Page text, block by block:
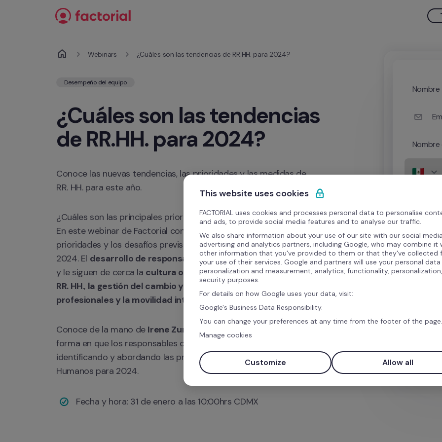
Webinars ¿Cuáles son las tendencias de RR.HH. para 2024?
Desempeño del equipo
¿Cuáles son las tendencias
de RR.HH. para 2024?
Conoce las nuevas tendencias, las prioridades y las medidas de
RR. HH. para este año.
¿Cuáles son las principales prioridades de RR. HH. de cara a 2024?
En este webinar de Factorial conoceremos las tendencias,
prioridades y los desafíos previstos en materia de RR. HH. para
2024. El desarrollo de responsables y gerentes encabeza la lista,
y le siguen de cerca la cultura organizacional, la tecnología de
RR. HH., la gestión del cambio y la gestión de las carreras
profesionales y la movilidad interna.
Conoce de la mano de Irene Zurinaga
, experta de Factorial, la
forma en que los responsables de RR. HH.  de organizaciones están
identificando y abordando las principales prioridades de Recursos
Humanos para 2024.
Fecha y hora: 31 de enero a las 10:00hrs CDMX
Nombre
Nombre
Quiero
distintos
mensajes
Factorial
Puedes
cualquier
Términos y
tratará tus
relación.
derechos
This website uses cookies
FACTORIAL uses cookies and processes personal data to personalise
and ads, to provide social media features and to analyse our traffic.
We also share information about your use of our site with our social
advertising and analytics partners, including Google, who may combine it
other information that you've provided to them or that they've collected
your use of their services. Google and partners will use your personal
personalization and measurement, analytics, functionality,
security purposes.
For details on how Google uses your data, visit:
Google's Business Data Responsibility.
You can change your preferences at any time from the footer of the page.
Manage cookies
Customize Allow all